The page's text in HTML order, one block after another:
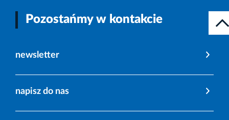
Pozostańmy w kontakcie
newsletter
napisz do nas